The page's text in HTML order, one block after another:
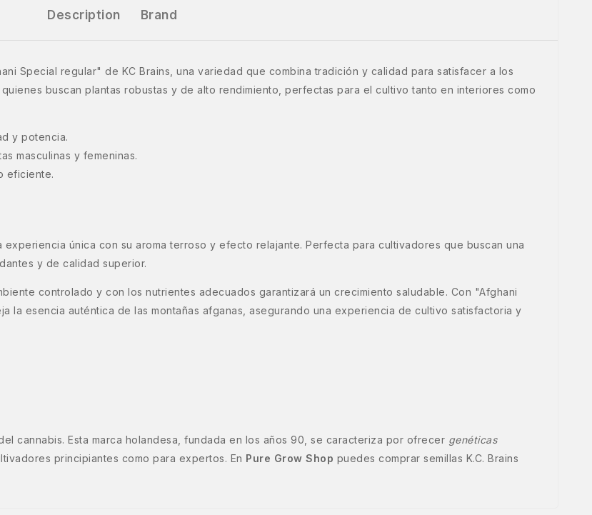
Description Brand
Special regular" de KC Brains, una variedad que combina tradición y calidad para satisfacer a los
buscan plantas robustas y de alto rendimiento, perfectas para el cultivo tanto en interiores como
y potencia.
masculinas y femeninas.
eficiente.
única con su aroma terroso y efecto relajante. Perfecta para cultivadores que buscan una
y de calidad superior.
controlado y con los nutrientes adecuados garantizará un crecimiento saludable. Con "Afghani
la esencia auténtica de las montañas afganas, asegurando una experiencia de cultivo satisfactoria y
cannabis. Esta marca holandesa, fundada en los años 90, se caracteriza por ofrecer genéticas
principiantes como para expertos. En Pure Grow Shop puedes comprar semillas K.C. Brains